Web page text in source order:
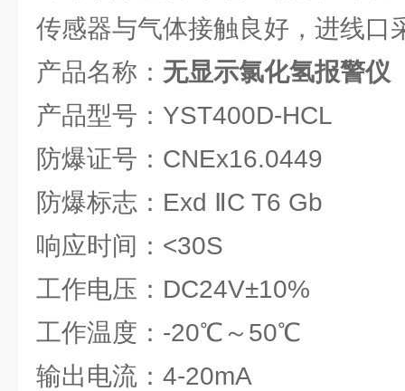
传感器与气体接触良好，进线口
产品名称： 无显示氯化氢报警仪
产品型号：YST400D-HCL
防爆证号：CNEx16.0449
防爆标志：Exd ⅡC T6 Gb
响应时间：<30S
工作电压：DC24V±10%
工作温度：-20℃～50℃
输出电流：4-20mA